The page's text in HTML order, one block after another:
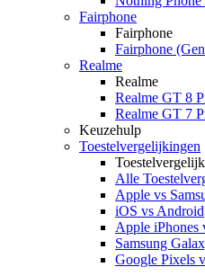
Fairphone
Fairphone
Fairphone
Realme
Realme
Realme GT 8
Realme GT 7
Keuzehulp
Toestelvergelijkingen
Alle
Apple vs
iOS vs Android
Apple iPhones
Samsung
Google Pixels